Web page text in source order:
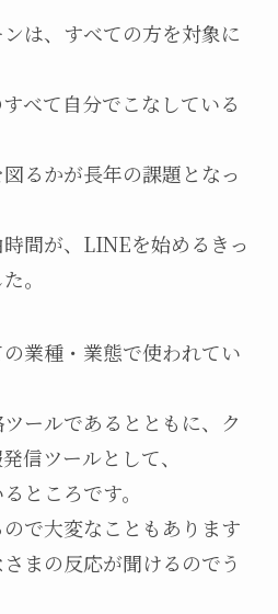
は、すべての方を対象に
べて自分でこなしている
るかが長年の課題となっ
間が、LINEを始めるきっ
。
業種・業態で使われてい
ールであるとともに、ク
信ツールとして、
ところです。
で大変なこともあります
まの反応が聞けるのでう